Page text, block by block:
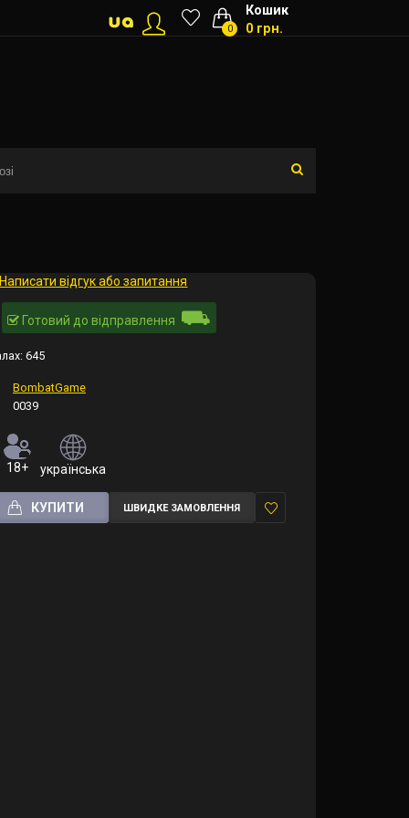
Кошик
0 0 грн.
Написати відгук або запитання
Готовий до відправлення ⛟
645
BombatGame
0039
18+ українська
КУПИТИ ШВИДКЕ ЗАМОВЛЕННЯ